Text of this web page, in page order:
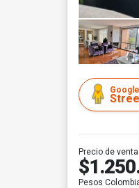
Google
Precio de venta
Pesos